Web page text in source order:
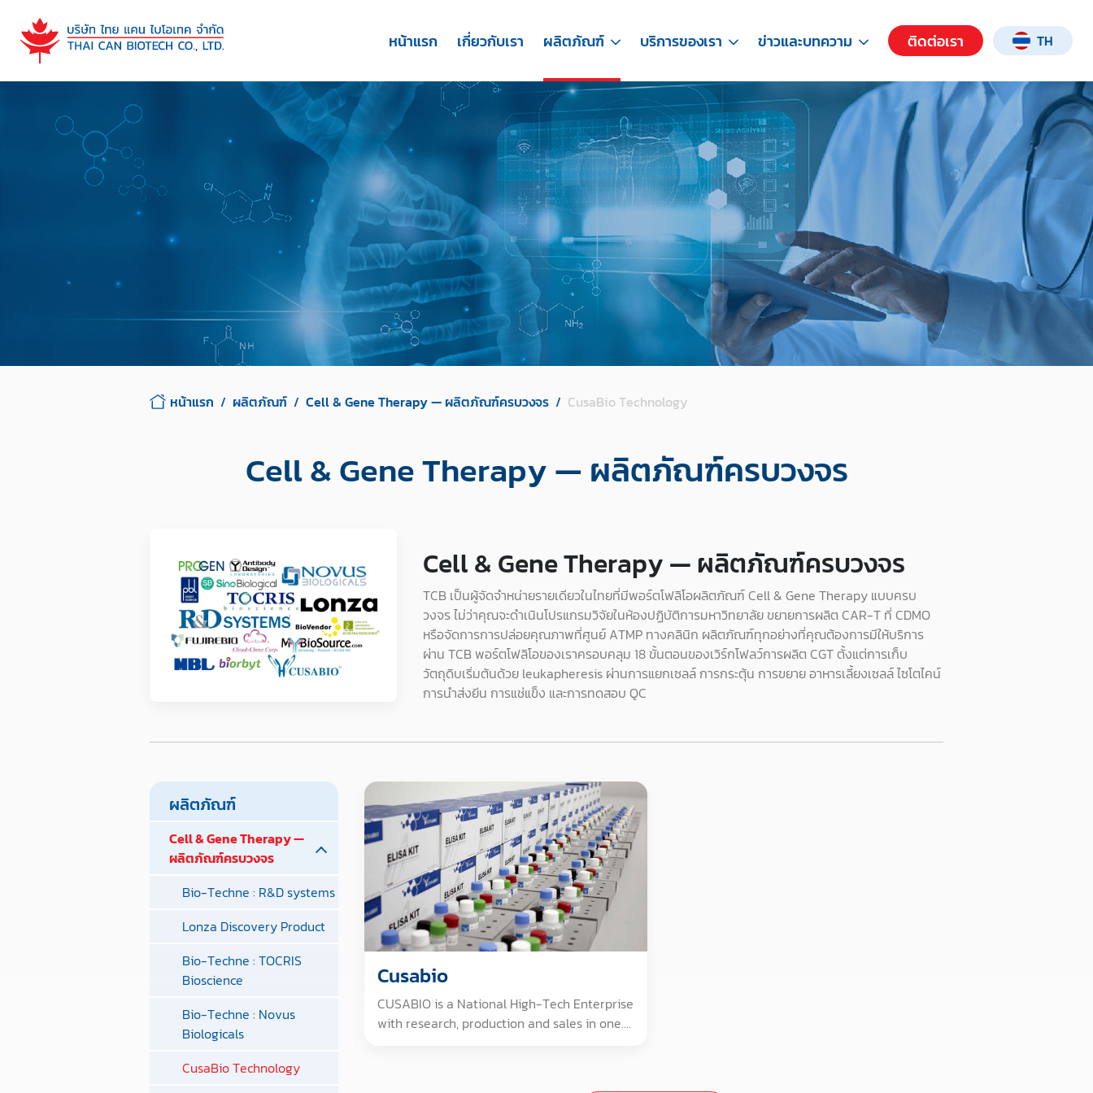
หน้าแรก เกี่ยวกับเรา ผลิตภัณฑ์ บริการของเรา ข่าวและบทความ ติดต่อเรา TH
หน้าแรก ผลิตภัณฑ์ Cell & Gene Therapy — ผลิตภัณฑ์ครบวงจร CusaBio Technology
Cell & Gene Therapy — ผลิตภัณฑ์ครบวงจร
Cell & Gene Therapy — ผลิตภัณฑ์ครบวงจร
TCB เป็นผู้จัดจำหน่ายรายเดียวในไทยที่มีพอร์ตโฟลิโอผลิตภัณฑ์ Cell & Gene Therapy แบบครบ
วงจร ไม่ว่าคุณจะดำเนินโปรแกรมวิจัยในห้องปฏิบัติการมหาวิทยาลัย ขยายการผลิต CAR-T ที่ CDMO
หรือจัดการการปล่อยคุณภาพที่ศูนย์ ATMP ทางคลินิก ผลิตภัณฑ์ทุกอย่างที่คุณต้องการมีให้บริการ
ผ่าน TCB พอร์ตโฟลิโอของเราครอบคลุม 18 ขั้นตอนของเวิร์กโฟลว์การผลิต CGT ตั้งแต่การเก็บ
วัตถุดิบเริ่มต้นด้วย leukapheresis ผ่านการแยกเซลล์ การกระตุ้น การขยาย อาหารเลี้ยงเซลล์ ไซโตไคน์
การนำส่งยีน การแช่แข็ง และการทดสอบ QC
ผลิตภัณฑ์
Cell & Gene Therapy —
ผลิตภัณฑ์ครบวงจร
Bio-Techne : R&D systems
Lonza Discovery Product
Bio-Techne : TOCRIS
Bioscience
Bio-Techne : Novus
Biologicals
CusaBio Technology
Cusabio
CUSABIO is a National High-Tech Enterprise
with research, production and sales in one.